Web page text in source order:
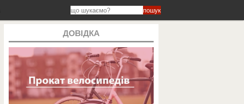
пошук
ДОВІДКА